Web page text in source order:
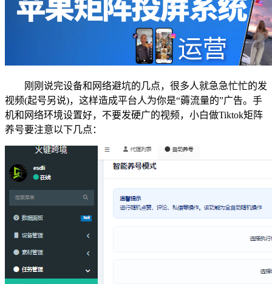
刚刚说完设备和网络避坑的几点，很多人就急急忙忙的发
视频(起号另说)，这样造成平台人为你是“薅流量的”广告。手
机和网络环境设置好，不要发硬广的视频，小白做Tiktok矩阵
养号要注意以下几点：